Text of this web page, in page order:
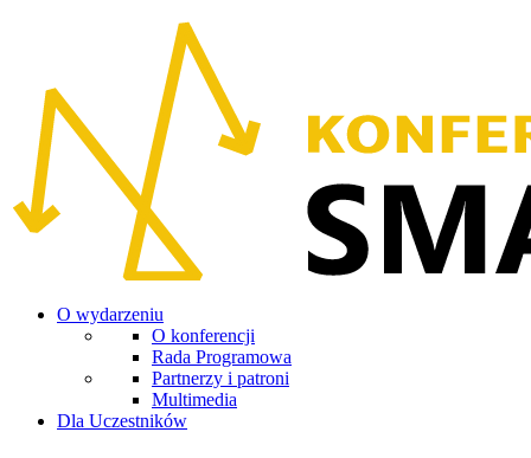
O wydarzeniu
O konferencji
Rada Programowa
Partnerzy i patroni
Multimedia
Dla Uczestników